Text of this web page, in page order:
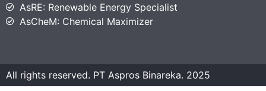
AsRE: Renewable Energy Specialist
AsCheM: Chemical Maximizer
All rights reserved. PT Aspros Binareka. 2025